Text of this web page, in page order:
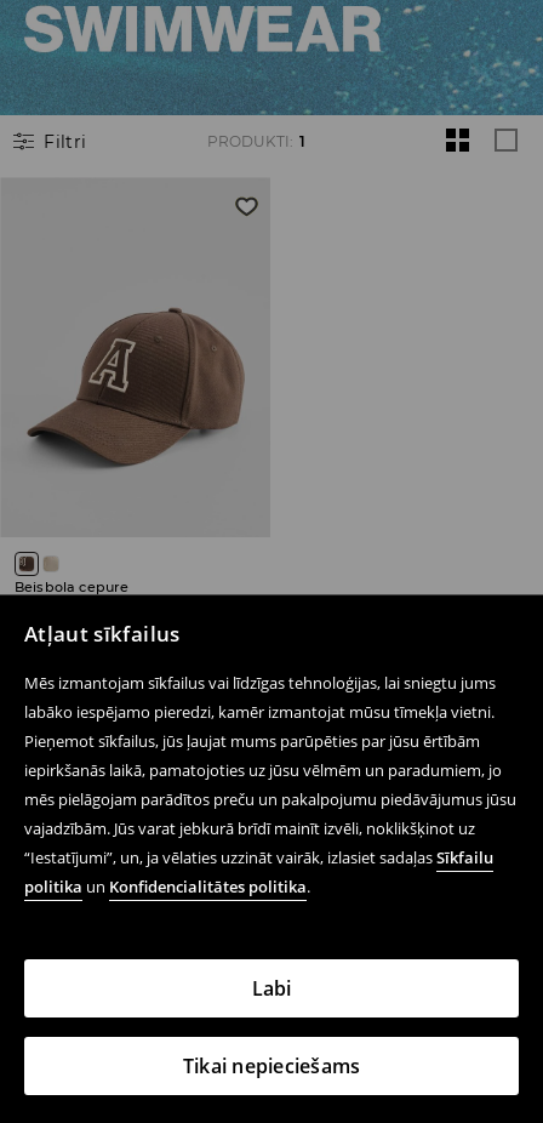
Atļaut sīkfailus
Mēs izmantojam sīkfailus vai līdzīgas tehnoloģijas, lai sniegtu jums
labāko iespējamo pieredzi, kamēr izmantojat mūsu tīmekļa vietni.
Pieņemot sīkfailus, jūs ļaujat mums parūpēties par jūsu ērtībām
iepirkšanās laikā, pamatojoties uz jūsu vēlmēm un paradumiem, jo
mēs pielāgojam parādītos preču un pakalpojumu piedāvājumus jūsu
vajadzībām. Jūs varat jebkurā brīdī mainīt izvēli, noklikšķinot uz
“Iestatījumi”, un, ja vēlaties uzzināt vairāk, izlasiet sadaļasSīkfailu
politika un Konfidencialitātes politika.
Tikai nepieciešams
Labi
Filtri PRODUKTI : 1
Beisbola cepure
Seko mums
Palīdzība un saziņa
Iepērcies tiešsaistē